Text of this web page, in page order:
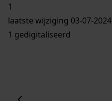
laatste wijziging 03-07-2024
1 gedigitaliseerd